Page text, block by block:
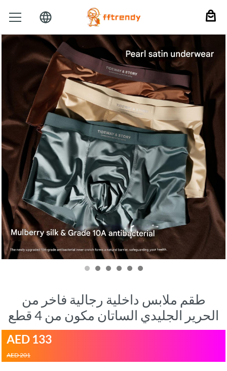
طقم ملابس داخلية رجالية فاخر من
الحرير الجليدي الساتان مكون من 4 قطع
AED 133
AED 201